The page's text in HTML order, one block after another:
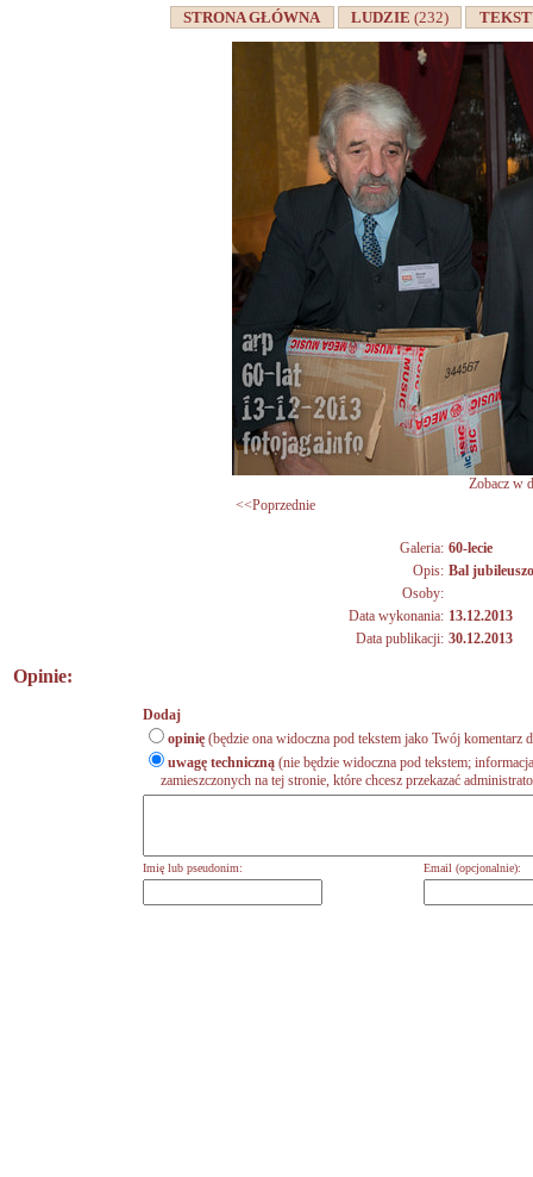
STRONA GŁÓWNA LUDZIE(232)
Zobacz w
<<Poprzednie
Galeria: 60-lecie
Opis: Bal
Osoby:
Data wykonania: 13.12.2013
Data publikacji: 30.12.2013
Opinie:
Dodaj
opinię (będzie ona widoczna pod tekstem jako Twój komentarz
uwagę techniczną (nie będzie widoczna pod tekstem;
zamieszczonych na tej stronie, które chcesz przekazać
Imię lub pseudonim: Email (opcjonalnie):